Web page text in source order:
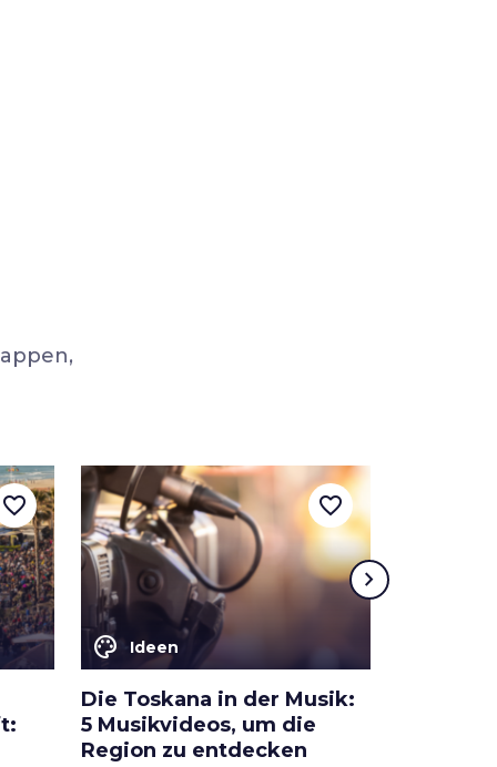
favorite_border
color_lens Ideen
Die Toskana in der Musik:
5 Musikvideos, um die
Region zu entdecken
favorite_border
chevron_right